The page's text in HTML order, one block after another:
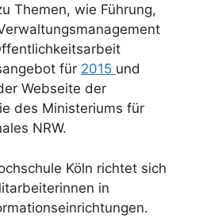
Themen, wie Führung,
für 2015 und
Webseite der
des Ministeriums für
NRW.
Köln richtet sich
in